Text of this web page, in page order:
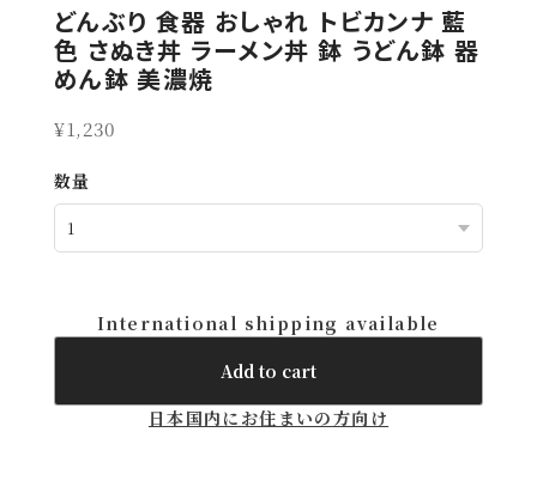
どんぶり 食器 おしゃれ トビカンナ 藍
色 さぬき丼 ラーメン丼 鉢 うどん鉢 器
めん鉢 美濃焼
¥1,230
数量
International shipping available
Add to cart
日本国内にお住まいの方向け